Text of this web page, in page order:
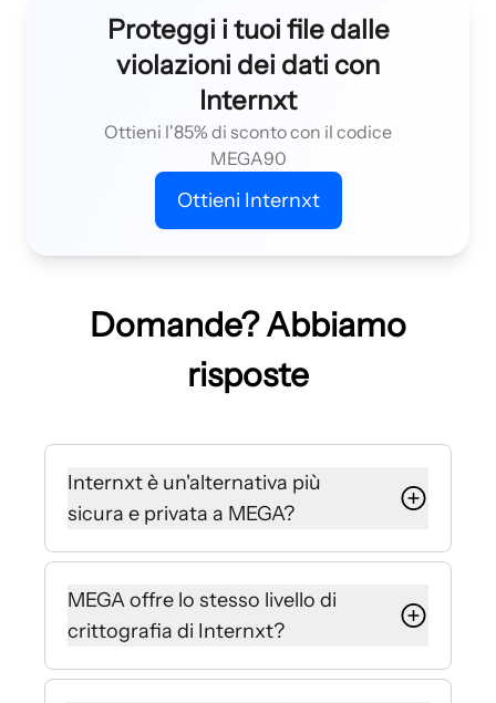
Proteggi i tuoi file dalle
violazioni dei dati con
Internxt
Ottieni l'85% di sconto con il codice
MEGA90
Ottieni Internxt
Domande? Abbiamo
risposte
Internxt è un'alternativa più
sicura e privata a MEGA?
Sì, Internxt è un'alternativa più
sicura e privata a MEGA. La nostra
crittografia a conoscenza zero e
post-quantistica garantisce che
solo tu possa accedere ai tuoi dati.
MEGA offre lo stesso livello di
crittografia di Internxt?
MEGA usa la crittografia, ma